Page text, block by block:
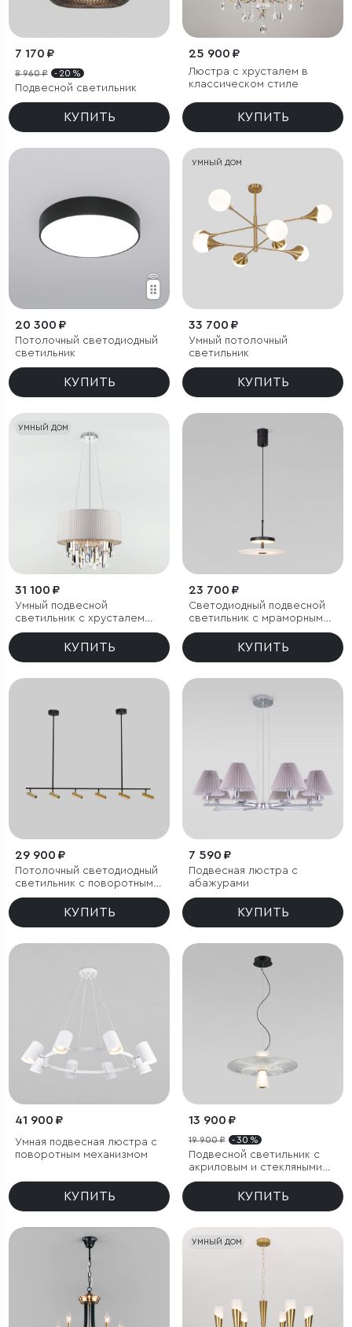
7 170 ₽
8 960 ₽ - 20 %
Подвесной светильник
КУПИТЬ
25 900 ₽
Люстра с хрусталем в
классическом стиле
КУПИТЬ
20 300 ₽
Потолочный светодиодный
светильник
КУПИТЬ
УМНЫЙ ДОМ
33 700 ₽
Умный потолочный
светильник
КУПИТЬ
УМНЫЙ ДОМ
31 100 ₽
Умный подвесной
светильник с хрусталем
Eurosvet Amantea 10122/6
КУПИТЬ
23 700 ₽
Светодиодный подвесной
светильник с мраморным
рассеивателем
КУПИТЬ
29 900 ₽
Потолочный светодиодный
светильник с поворотным
механизмом
КУПИТЬ
7 590 ₽
Подвесная люстра с
абажурами
КУПИТЬ
41 900 ₽
Умная подвесная люстра с
поворотным механизмом
КУПИТЬ
13 900 ₽
19 900 ₽ - 30 %
Подвесной светильник с
акриловым и стекляными
плафонами
КУПИТЬ
УМНЫЙ ДОМ